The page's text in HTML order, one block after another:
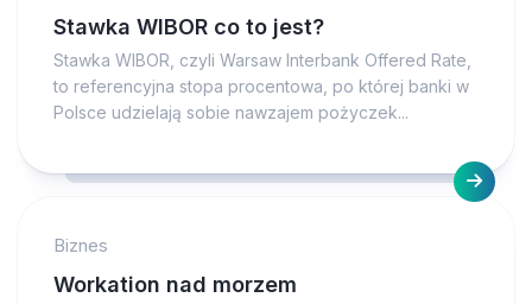
Stawka WIBOR co to jest?
Stawka WIBOR, czyli Warsaw Interbank Offered Rate,
to referencyjna stopa procentowa, po której banki w
Polsce udzielają sobie nawzajem pożyczek...
Biznes
Workation nad morzem